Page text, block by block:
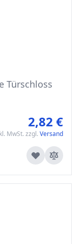
Türschloss
2,82 €
MwSt. zzgl. Versand